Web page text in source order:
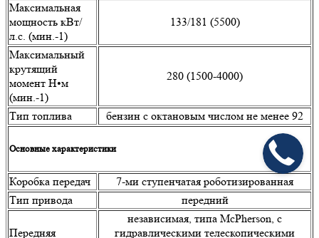
Максимальная
мощность кВт/
л.с. (мин.-1)
133/181 (5500)
Максимальный
крутящий
момент Н•м
(мин.-1)
280 (1500-4000)
Тип топлива бензин с октановым числом не менее 92
Основные характеристики
Коробка передач
7-ми ступенчатая роботизированная
Тип привода
передний
Передняя
независимая, типа McPherson, с
гидравлическими телескопическими